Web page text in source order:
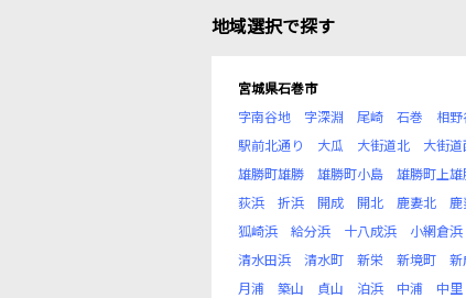
地域選択で探す
宮城県石巻市
字南谷地
字深淵 尾崎 石巻 相
駅前北通り
大瓜 大街道北 大街道
雄勝町雄勝
雄勝町小島 雄勝町上雄
荻浜
折浜 開成 開北 鹿妻北
狐崎浜
給分浜 十八成浜 小網倉浜
清水田浜
清水町 新栄 新境町 新
月浦
築山 貞山 泊浜 中浦 中里